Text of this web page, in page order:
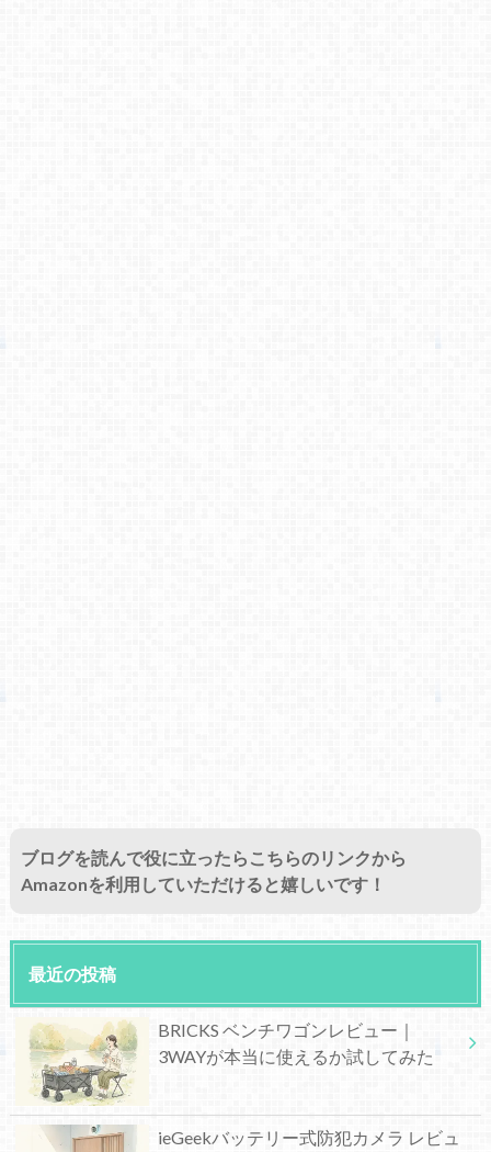
ブログを読んで役に立ったらこちらのリンクから
Amazonを利用していただけると嬉しいです！
最近の投稿
BRICKS ベンチワゴンレビュー｜
3WAYが本当に使えるか試してみた
ieGeekバッテリー式防犯カメラ レビュ